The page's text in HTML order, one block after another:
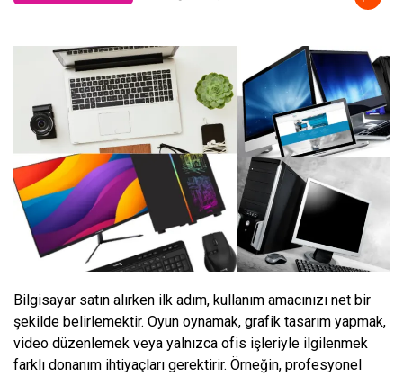
Bilgisayar satın alırken ilk adım, kullanım amacınızı net bir
şekilde belirlemektir. Oyun oynamak, grafik tasarım yapmak,
video düzenlemek veya yalnızca ofis işleriyle ilgilenmek
farklı donanım ihtiyaçları gerektirir. Örneğin, profesyonel